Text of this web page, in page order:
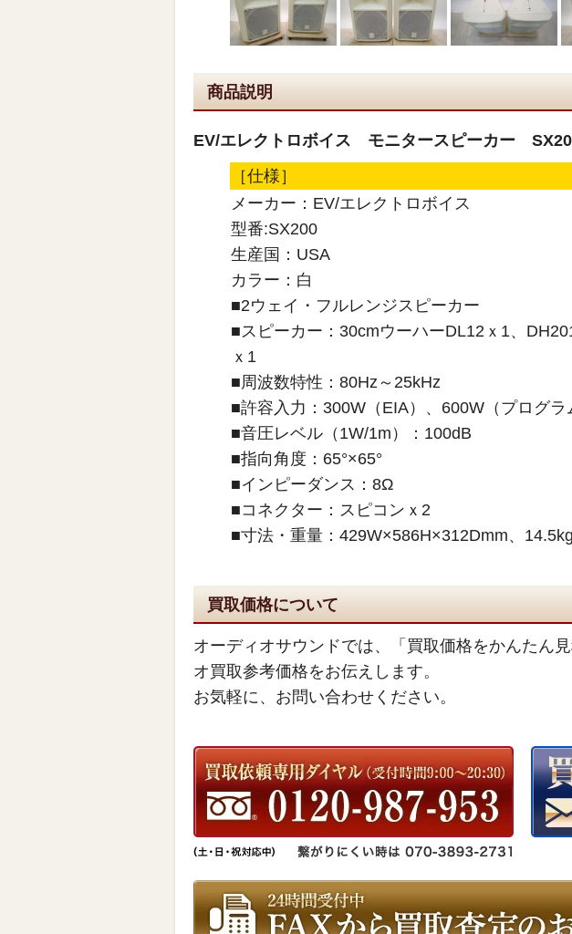
商品説明
EV/エレクトロボイス モニタースピーカー
［仕様］
メーカー：EV/エレクトロボイス
型番:SX200
生産国：USA
カラー：白
■2ウェイ・フルレンジスピーカー
■スピーカー：30cmウーハーDL12ｘ1、
ｘ1
■周波数特性：80Hz～25kHz
■許容入力：300W（EIA）、600W（プログラ
■音圧レベル（1W/1m）：100dB
■指向角度：65°×65°
■インピーダンス：8Ω
■コネクター：スピコンｘ2
■寸法・重量：429W×586H×312Dmm、14.5kg
買取価格について
オーディオサウンドでは、「買取価格をかんたん
オ買取参考価格をお伝えします。
お気軽に、お問い合わせください。